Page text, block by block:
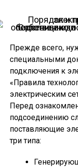
Собственники линий электропередач
Прежде всего,
специальными
подключения к
«Правила
электрическим
Перед
подсоединению
поставляющие
три типа: